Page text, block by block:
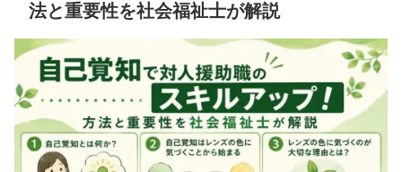
法と重要性を社会福祉士が解説